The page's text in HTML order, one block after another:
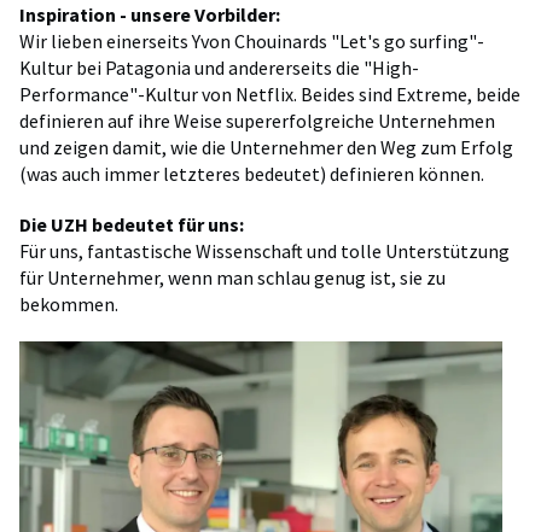
Inspiration - unsere Vorbilder:
Wir lieben einerseits Yvon Chouinards "Let's go surfing"-
Kultur bei Patagonia und andererseits die "High-
Performance"-Kultur von Netflix. Beides sind Extreme, beide
definieren auf ihre Weise supererfolgreiche Unternehmen
und zeigen damit, wie die Unternehmer den Weg zum Erfolg
(was auch immer letzteres bedeutet) definieren können.
Die UZH bedeutet für uns:
Für uns, fantastische Wissenschaft und tolle Unterstützung
für Unternehmer, wenn man schlau genug ist, sie zu
bekommen.